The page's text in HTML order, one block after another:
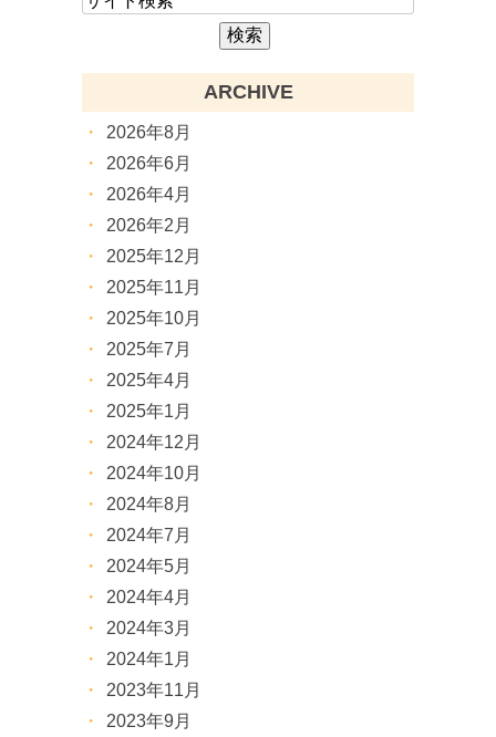
ARCHIVE
2026年8月
2026年6月
2026年4月
2026年2月
2025年12月
2025年11月
2025年10月
2025年7月
2025年4月
2025年1月
2024年12月
2024年10月
2024年8月
2024年7月
2024年5月
2024年4月
2024年3月
2024年1月
2023年11月
2023年9月